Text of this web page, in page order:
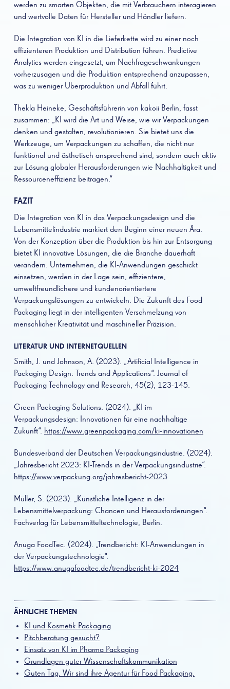
werden zu smarten Objekten, die mit Verbrauchern interagieren
und wertvolle Daten für Hersteller und Händler liefern.
Die Integration von KI in die Lieferkette wird zu einer noch
effizienteren Produktion und Distribution führen. Predictive
Analytics werden eingesetzt, um Nachfrageschwankungen
vorherzusagen und die Produktion entsprechend anzupassen,
was zu weniger Überproduktion und Abfall führt.
Thekla Heineke, Geschäftsführerin von kakoii Berlin, fasst
zusammen: „KI wird die Art und Weise, wie wir Verpackungen
denken und gestalten, revolutionieren. Sie bietet uns die
Werkzeuge, um Verpackungen zu schaffen, die nicht nur
funktional und ästhetisch ansprechend sind, sondern auch aktiv
zur Lösung globaler Herausforderungen wie Nachhaltigkeit und
Ressourceneffizienz beitragen.“
FAZIT
Die Integration von KI in das Verpackungsdesign und die
Lebensmittelindustrie markiert den Beginn einer neuen Ära.
Von der Konzeption über die Produktion bis hin zur Entsorgung
bietet KI innovative Lösungen, die die Branche dauerhaft
verändern. Unternehmen, die KI-Anwendungen geschickt
einsetzen, werden in der Lage sein, effizientere,
umweltfreundlichere und kundenorientiertere
Verpackungslösungen zu entwickeln. Die Zukunft des Food
Packaging liegt in der intelligenten Verschmelzung von
menschlicher Kreativität und maschineller Präzision.
LITERATUR UND INTERNETQUELLEN
Smith, J. und Johnson, A. (2023). „Artificial Intelligence in
Packaging Design: Trends and Applications“. Journal of
Packaging Technology and Research, 45(2), 123-145.
Green Packaging Solutions. (2024). „KI im
Verpackungsdesign: Innovationen für eine nachhaltige
Zukunft“. https://www.greenpackaging.com/ki-innovationen
Bundesverband der Deutschen Verpackungsindustrie. (2024).
„Jahresbericht 2023: KI-Trends in der Verpackungsindustrie“.
https://www.verpackung.org/jahresbericht-2023
Müller, S. (2023). „Künstliche Intelligenz in der
Lebensmittelverpackung: Chancen und Herausforderungen“.
Fachverlag für Lebensmitteltechnologie, Berlin.
Anuga FoodTec. (2024). „Trendbericht: KI-Anwendungen in
der Verpackungstechnologie“.
https://www.anugafoodtec.de/trendbericht-ki-2024
ÄHNLICHE THEMEN
KI und Kosmetik Packaging
Pitchberatung gesucht?
Einsatz von KI im Pharma Packaging
Grundlagen guter Wissenschaftskommunikation
Guten Tag. Wir sind ihre Agentur für Food Packaging.